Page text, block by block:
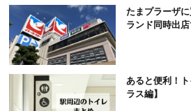
たまプラーザ
ランド同時出
あると便利！
ラス編】